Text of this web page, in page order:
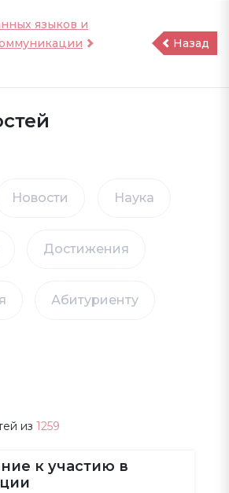
языков и
Назад
Новости Наука
Достижения
Абитуриенту
из 1259
к участию в